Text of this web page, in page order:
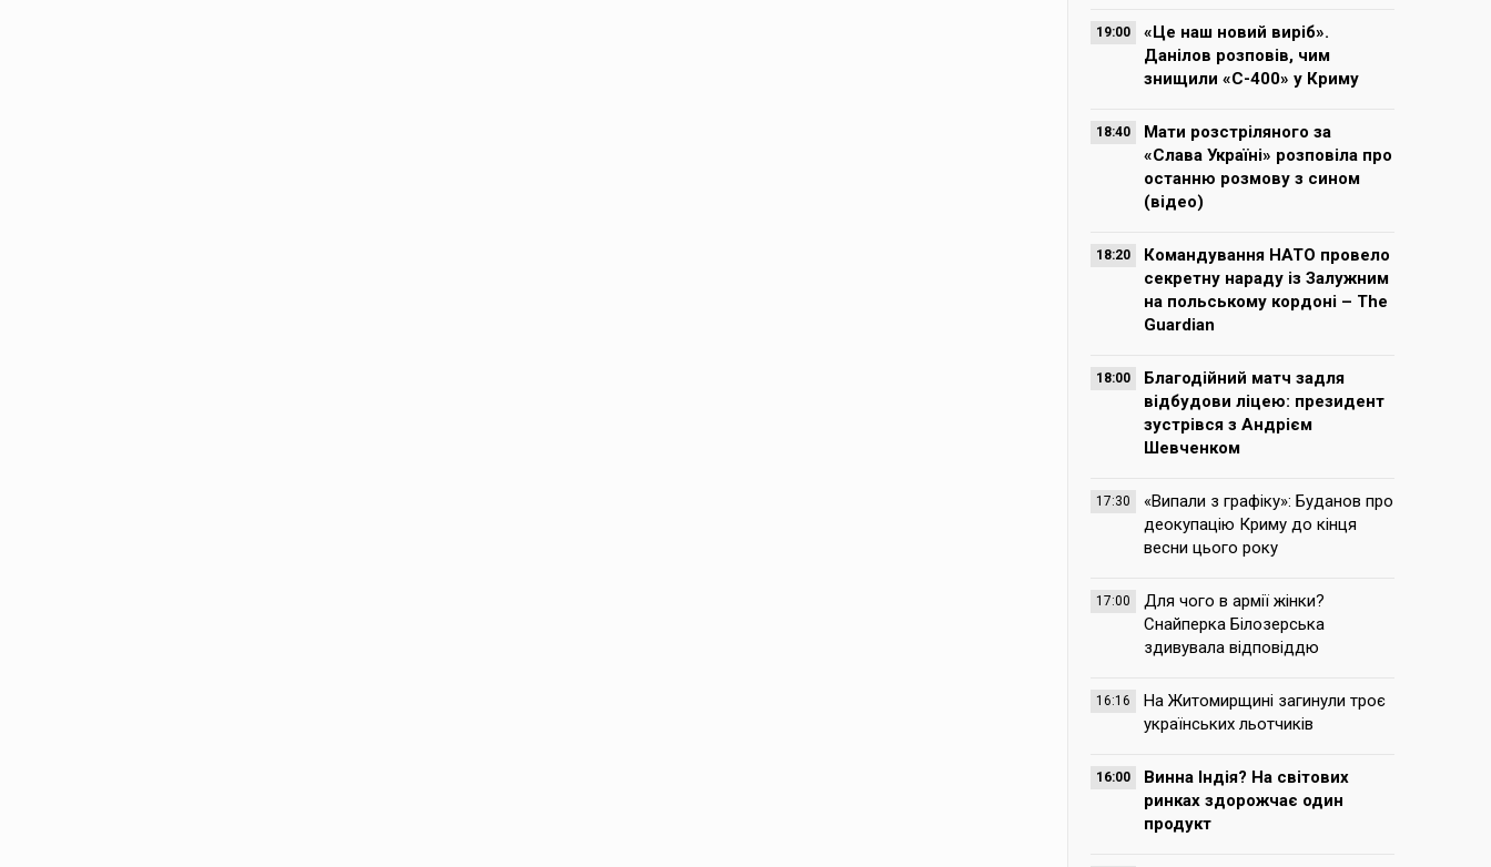
19:00
«Це наш новий виріб».
Данілов розповів, чим
знищили «С-400» у Криму
18:40
Мати розстріляного за
«Слава Україні» розповіла про
останню розмову з сином
(відео)
18:20
Командування НАТО провело
секретну нараду із Залужним
на польському кордоні – The
Guardian
18:00
Благодійний матч задля
відбудови ліцею: президент
зустрівся з Андрієм
Шевченком
17:30
«Випали з графіку»: Буданов про
деокупацію Криму до кінця
весни цього року
17:00
Для чого в армії жінки?
Снайперка Білозерська
здивувала відповіддю
16:16
На Житомирщині загинули троє
українських льотчиків
16:00
Винна Індія? На світових
ринках здорожчає один
продукт